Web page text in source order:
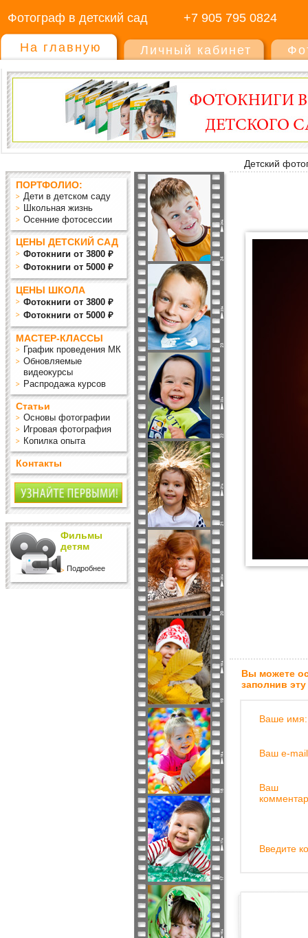
Фотограф в детский сад +7 905 795 0824
На главную Личный кабинет
Детский
ПОРТФОЛИО:
Дети в детском саду
Школьная жизнь
Осенние фотосессии
ЦЕНЫ ДЕТСКИЙ САД
Фотокниги от 3800 ₽
Фотокниги от 5000 ₽
ЦЕНЫ ШКОЛА
Фотокниги от 3800 ₽
Фотокниги от 5000 ₽
МАСТЕР-КЛАССЫ
График проведения МК
Обновляемые
видеокурсы
Распродажа курсов
Статьи
Основы фотографии
Игровая фотография
Копилка опыта
Контакты
Фильмы
детям
Подробнее
Вы можете
заполнив
Ваше имя:
Ваш e-
Ваш
Введите